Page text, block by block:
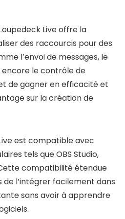
Live offre la
des raccourcis pour des
l’envoi de messages, le
le contrôle de
de gagner en efficacité et
sur la création de
est compatible avec
tels que OBS Studio,
compatibilité étendue
l’intégrer facilement dans
sans avoir à apprendre